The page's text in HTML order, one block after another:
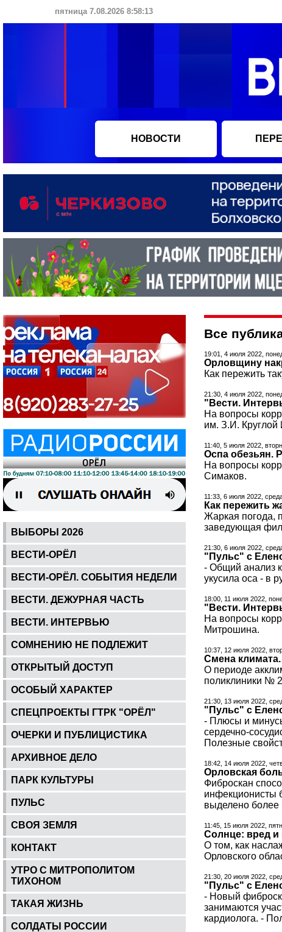
пятница 7.08.2026 8:58:14
НОВОСТИ
ВЫБОРЫ 2026
ВЕСТИ-ОРЁЛ
ВЕСТИ-ОРЁЛ. СОБЫТИЯ НЕДЕЛИ
ВЕСТИ. ДЕЖУРНАЯ ЧАСТЬ
ВЕСТИ. ИНТЕРВЬЮ
СОМНЕНИЮ НЕ ПОДЛЕЖИТ
ОТКРЫТЫЙ ДОСТУП
ОСОБЫЙ ХАРАКТЕР
СПЕЦПРОЕКТЫ ГТРК "ОРЁЛ"
ОЧЕРКИ И ПУБЛИЦИСТИКА
АРХИВНОЕ ДЕЛО
ПАРК КУЛЬТУРЫ
ПУЛЬС
СВОЯ ЗЕМЛЯ
КОНТАКТ
УТРО С МИТРОПОЛИТОМ
ТИХОНОМ
ТАКАЯ ЖИЗНЬ
СОЛДАТЫ РОССИИ
Все
19:01, 4 июля 2022,
Орловщину
Как пережить
21:30, 4 июля 2022,
"Вести.
На вопросы
им. З.И.
11:40, 5 июля 2022,
Оспа обезьян.
На вопросы
Симаков.
11:33, 6 июля 2022,
Как пережить
Жаркая погода,
заведующая
21:30, 6 июля 2022,
"Пульс" с
- Общий анализ
укусила оса - в
18:00, 11 июля 2022,
"Вести.
На вопросы
Митрошина.
10:37, 12 июля 2022,
Смена
О периоде
поликлиники №
21:30, 13 июля 2022,
"Пульс" с
- Плюсы и
сердечно-
Полезные
18:42, 14 июля 2022,
Орловская
Фиброскан
инфекционисты
выделено более
11:45, 15 июля 2022,
Солнце: вред и
О том, как
Орловского
21:30, 20 июля 2022,
"Пульс" с
- Новый
занимаются
кардиолога. -